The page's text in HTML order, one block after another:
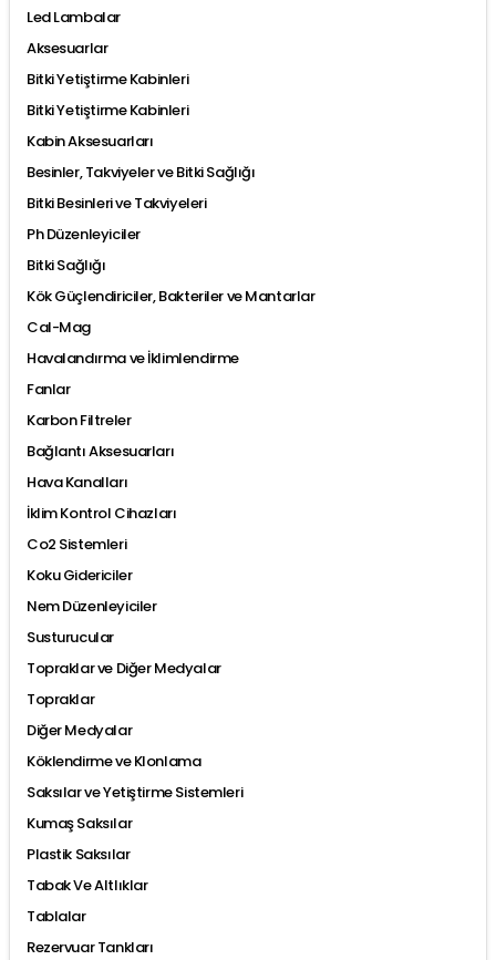
Led Lambalar
Aksesuarlar
Bitki Yetiştirme Kabinleri
Bitki Yetiştirme Kabinleri
Kabin Aksesuarları
Besinler, Takviyeler ve Bitki Sağlığı
Bitki Besinleri ve Takviyeleri
Ph Düzenleyiciler
Bitki Sağlığı
Kök Güçlendiriciler, Bakteriler ve Mantarlar
Cal-Mag
Havalandırma ve İklimlendirme
Fanlar
Karbon Filtreler
Bağlantı Aksesuarları
Hava Kanalları
İklim Kontrol Cihazları
Co2 Sistemleri
Koku Gidericiler
Nem Düzenleyiciler
Susturucular
Topraklar ve Diğer Medyalar
Topraklar
Diğer Medyalar
Köklendirme ve Klonlama
Saksılar ve Yetiştirme Sistemleri
Kumaş Saksılar
Plastik Saksılar
Tabak Ve Altlıklar
Tablalar
Rezervuar Tankları